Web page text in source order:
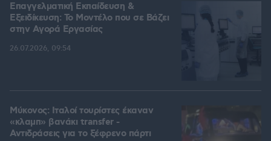
Επαγγελματική Εκπαίδευση &
Εξειδίκευση: Το Mοντέλο που σε Bάζει
στην Aγορά Eργασίας
26.07.2026, 09:54
Μύκονος: Ιταλοί τουρίστες έκαναν
«κλαμπ» βανάκι transfer -
Αντιδράσεις για το ξέφρενο πάρτι